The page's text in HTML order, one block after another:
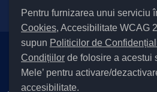
Pentru furnizarea unui serviciu
Cookies, Accesibilitate WCAG
supun Politicilor de
Condițiilor de folosire a acestui
Mele’ pentru activare/
accesibilitate.
Setări Cookies și